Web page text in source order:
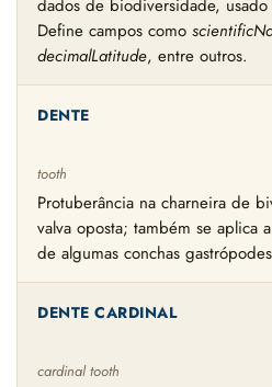
dados de biodiversidade, usado
Define campos como
decimalLatitude, entre outros.
DENTE
tooth
Protuberância na charneira de
valva oposta; também se aplica
de algumas conchas
DENTE CARDINAL
cardinal tooth